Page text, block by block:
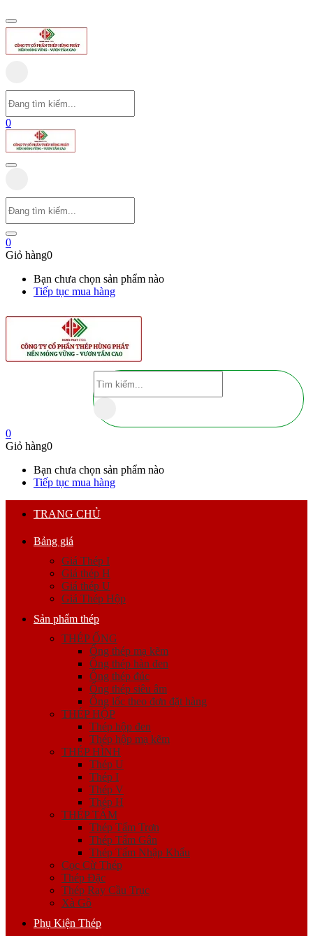
0
0
Giỏ hàng0
Bạn chưa chọn sản phẩm nào
Tiếp tục mua hàng
0
Giỏ hàng0
Bạn chưa chọn sản phẩm nào
Tiếp tục mua hàng
TRANG CHỦ
Bảng giá
Giá Thép I
Giá thép H
Giá thép U
Giá Thép Hộp
Sản phẩm thép
THÉP ỐNG
Ống thép mạ kẽm
Ống thép hàn đen
Ống thép đúc
Ống thép siêu âm
Ống lốc theo đơn đặt hàng
THÉP HỘP
Thép hộp đen
Thép hộp mạ kẽm
THÉP HÌNH
Thép U
Thép I
Thép V
Thép H
THÉP TẤM
Thép Tấm Trơn
Thép Tấm Gân
Thép Tấm Nhập Khẩu
Cọc Cừ Thép
Thép Đặc
Thép Ray Cầu Trục
Xà Gồ
Phụ Kiện Thép